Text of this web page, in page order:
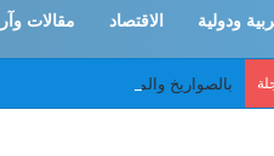
ودولية الاقتصاد مقالات
بالصواريخ والمسيرات… القوات